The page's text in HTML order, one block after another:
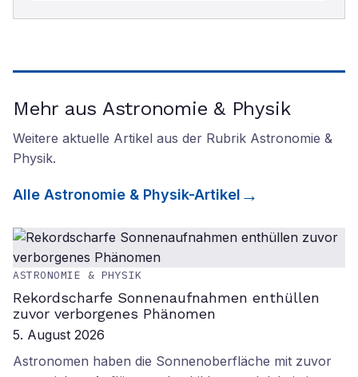
Mehr aus Astronomie & Physik
Weitere aktuelle Artikel aus der Rubrik Astronomie &
Physik.
Alle Astronomie & Physik-Artikel
ASTRONOMIE & PHYSIK
Rekordscharfe Sonnenaufnahmen enthüllen
zuvor verborgenes Phänomen
5. August 2026
Astronomen haben die Sonnenoberfläche mit zuvor